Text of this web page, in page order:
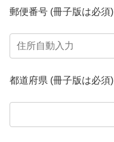
郵便番号 (冊子版は必須)
都道府県 (冊子版は必須)